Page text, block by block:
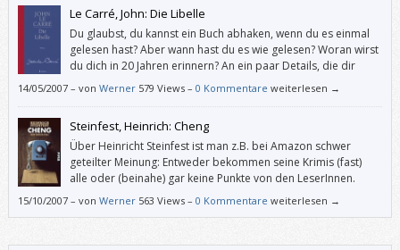
Le Carré, John: Die Libelle
Du glaubst, du kannst ein Buch abhaken, wenn du es einmal
gelesen hast? Aber wann hast du es wie gelesen? Woran wirst
du dich in 20 Jahren erinnern? An ein paar Details, die dir
dann unwichtig vorkommen? Was bleibt von all dem Kultur-
14/05/2007– von Werner 579 Views – 0 Kommentare weiterlesen →
Steinfest, Heinrich: Cheng
Über Heinricht Steinfest ist man z.B. bei Amazon schwer
geteilter Meinung: Entweder bekommen seine Krimis (fast)
alle oder (beinahe) gar keine Punkte von den LeserInnen.
Tatsächlich treibt Steinfest das, was man mittlerweile als
15/10/2007– von Werner 563 Views – 0 Kommentare weiterlesen →